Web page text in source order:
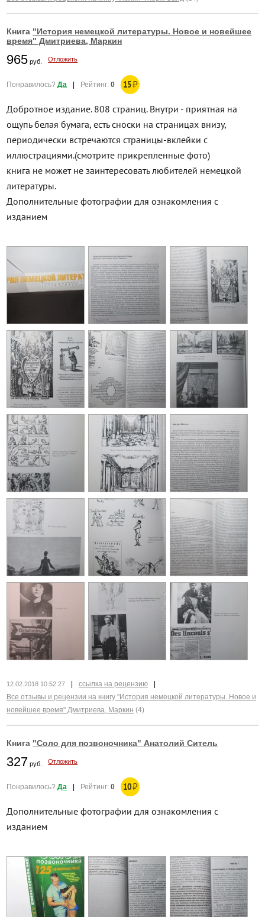
Книга "История немецкой литературы. Новое и новейшее
время" Дмитриева, Маркин
965 руб. Отложить
Понравилось?Да | Рейтинг:0 15₽
Добротное издание. 808 страниц. Внутри - приятная на
ощупь белая бумага, есть сноски на страницах внизу,
периодически встречаются страницы-вклейки с
иллюстрациями.(смотрите прикрепленные фото)
книга не может не заинтересовать любителей немецкой
литературы.
Дополнительные фотографии для ознакомления с
изданием
12.02.2018 10:52:27 ссылка на рецензию
Все отзывы и рецензии на книгу "История немецкой литературы. Новое и
новейшее время" Дмитриева, Маркин (4)
Книга "Соло для позвоночника" Анатолий Ситель
327 руб. Отложить
Понравилось?Да | Рейтинг:0 10₽
Дополнительные фотографии для ознакомления с
изданием